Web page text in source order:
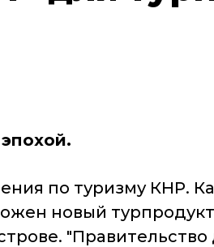
по туризму КНР.
новый
"Правительство